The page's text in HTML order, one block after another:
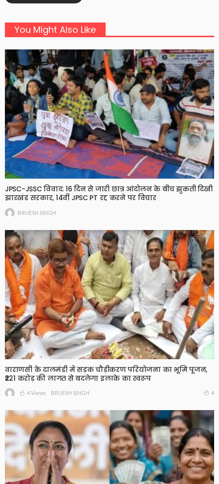
You Might Also Like
JPSC-JSSC विवाद: 16 दिन से जारी छात्र आंदोलन के बीच झुकती दिखी
झारखंड सरकार, 14वीं JPSC PT रद्द करने पर विचार
BRIJESH SINGH
वाराणसी के दालमंडी में सड़क चौड़ीकरण परियोजना का भूमि पूजन,
₹221 करोड़ की लागत से बदलेगा इलाके का स्वरूप
4 Views BRIJESH SINGH 4